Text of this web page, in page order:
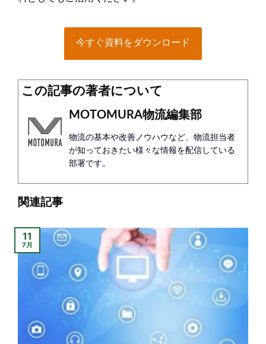
今すぐ資料をダウンロード
この記事の著者について
MOTOMURA物流編集部
物流の基本や改善ノウハウなど、物流担当者
が知っておきたい様々な情報を配信している
部署です。
関連記事
11
7月